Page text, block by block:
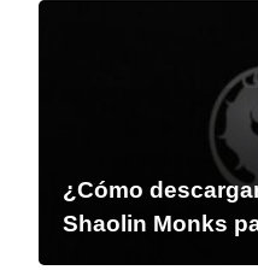
¿Cómo
Shaolin Monks